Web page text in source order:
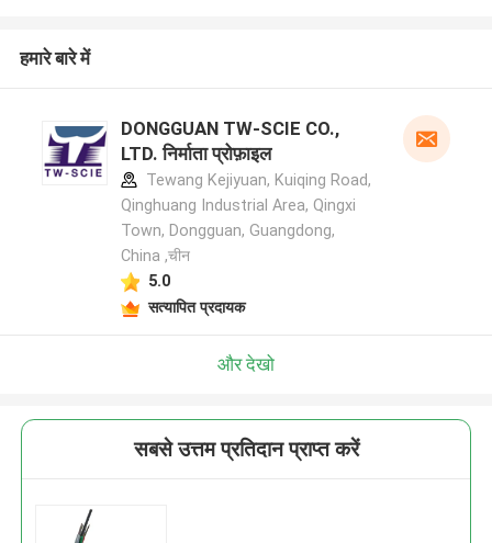
हमारे बारे में
DONGGUAN TW-SCIE CO.,
LTD. निर्माता प्रोफ़ाइल
Tewang Kejiyuan, Kuiqing Road,
Qinghuang Industrial Area, Qingxi
Town, Dongguan, Guangdong,
China ,चीन
5.0
सत्यापित प्रदायक
और देखो
सबसे उत्तम प्रतिदान प्राप्त करें